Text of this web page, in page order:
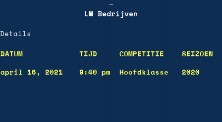
—
LM Bedrijven
Details
DATUM TIJD COMPETITIE SEIZOEN
april 16, 2021 9:40 pm Hoofdklasse 2020